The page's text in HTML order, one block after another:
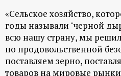
н
ы
й
«Сельское хозяйство,
годы называли "черной
всю нашу страну, мы
по продовольственной
поставляем зерно,
товаров на мировые